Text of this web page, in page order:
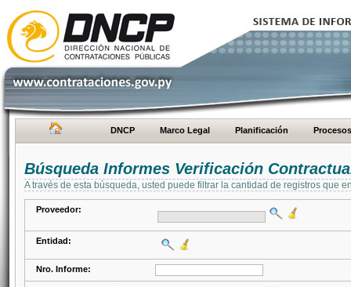
DNCP Marco Legal Planificación Procesos
Búsqueda Informes Verificación
A través de esta búsqueda, usted puede filtrar la cantidad de registros que
Proveedor:
Entidad:
Nro. Informe: